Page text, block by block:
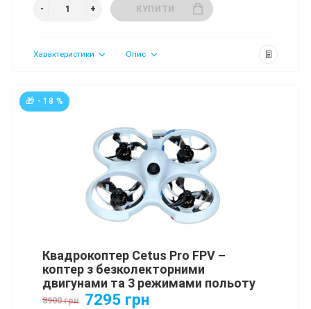
КУПИТИ
Характеристики Опис
🎁 - 18 %
Квадрокоптер Cetus Pro FPV –
коптер з безколекторними
двигунами та 3 режимами польоту
8900 грн 7295 грн